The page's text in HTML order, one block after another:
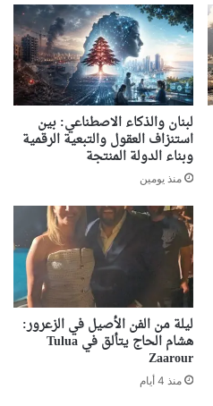
لبنان والذكاء الاصطناعي: بين
استنزاف العقول والتبعية الرقمية
وبناء الدولة المنتجة
منذ يومين
ليلة من الفن الأصيل في الزعرور:
هشام الحاج يتألق في Tulua
Zaarour
منذ 4 أيام